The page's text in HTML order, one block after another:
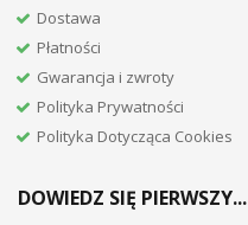
Dostawa
Płatności
Gwarancja i zwroty
Polityka Prywatności
Polityka Dotycząca Cookies
DOWIEDZ SIĘ PIERWSZY...